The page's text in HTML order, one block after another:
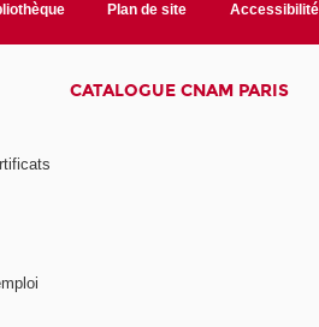
Plan de site
CATALOGUE CNAM PARIS